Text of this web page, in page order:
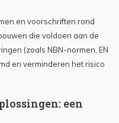
en voorschriften rond
die voldoen aan de
(zoals NBN-normen, EN
en verminderen het risico
een